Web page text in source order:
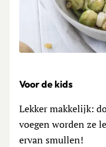
Voor de kids
Lekker makkelijk:
voegen worden ze
ervan smullen!